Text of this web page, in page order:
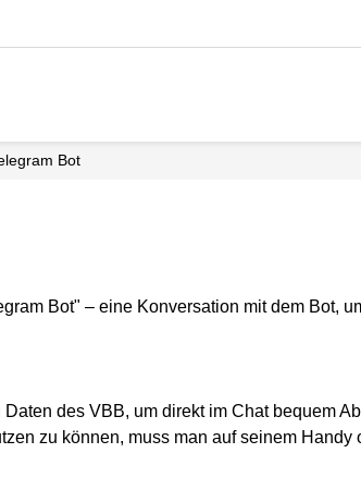
Bot
des VBB, um direkt im Chat bequem
zu können, muss man auf seinem